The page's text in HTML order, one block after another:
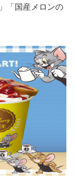
「国産メロンの